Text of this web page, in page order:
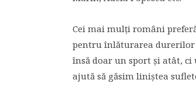
Cei mai mulți români
pentru înlăturarea durerilor
însă doar un sport și atât,
ajută să găsim liniștea